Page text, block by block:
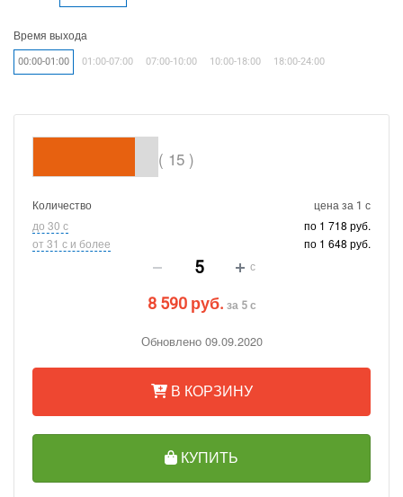
Время выхода
00:00-01:00 01:00-07:00 07:00-10:00 10:00-18:00 18:00-24:00
( 15 )
Количество цена за 1 с
до 30 с
по 1 718 руб.
от 31 с и более
по 1 648 руб.
с
8 590 руб. за 5 с
Обновлено 09.09.2020
В КОРЗИНУ
КУПИТЬ